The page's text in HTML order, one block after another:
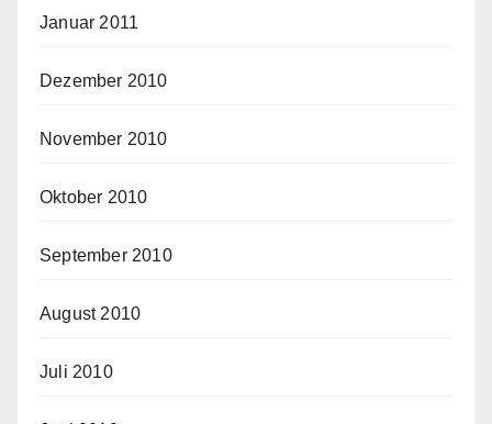
Januar 2011
Dezember 2010
November 2010
Oktober 2010
September 2010
August 2010
Juli 2010